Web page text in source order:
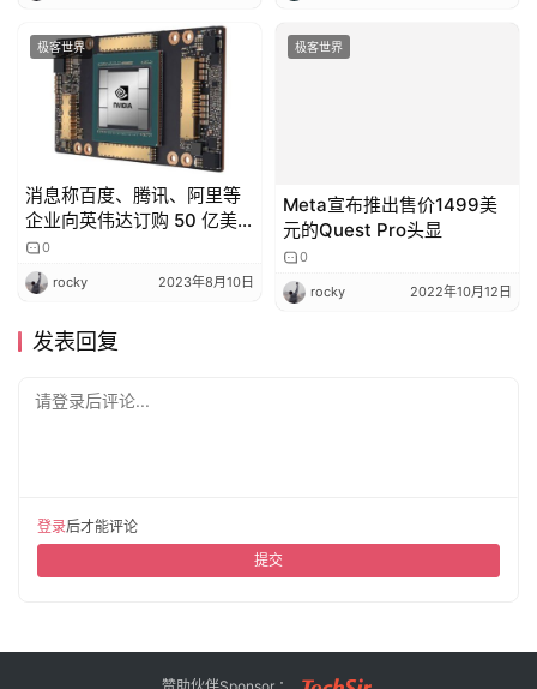
极客世界
消息称百度、腾讯、阿里等
企业向英伟达订购 50 亿美
元芯片
0
rocky 2023年8月10日
极客世界
Meta宣布推出售价1499美
元的Quest Pro头显
0
rocky 2022年10月12日
发表回复
请登录后评论...
登录后才能评论
提交